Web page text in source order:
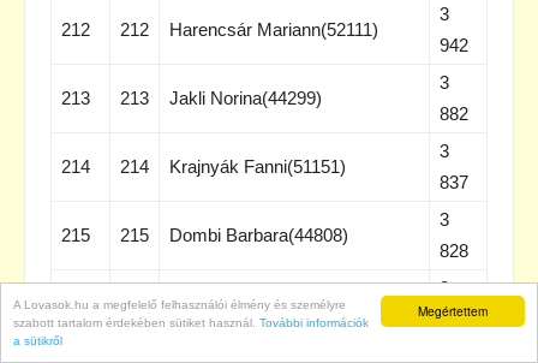
Megértettem
A Lovasok.hu a megfelelő felhasználói élmény és személyre
szabott tartalom érdekében sütiket használ. További információk
a sütikről
212 212 Harencsár Mariann(52111)
3
942
213 213 Jakli Norina(44299)
3
882
214 214 Krajnyák Fanni(51151)
3
837
215 215 Dombi Barbara(44808)
3
828
216 216 Tibol Balázs(50429)
3
759